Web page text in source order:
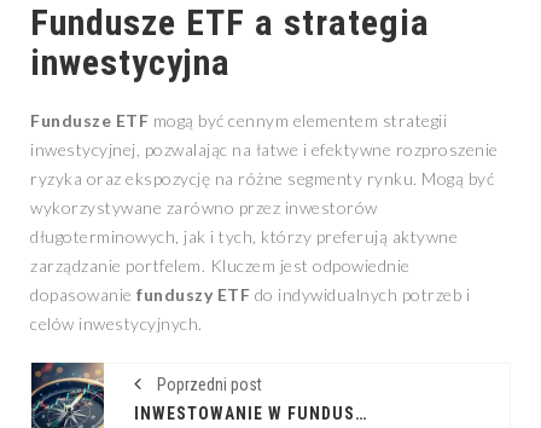
Fundusze ETF a strategia
inwestycyjna
Fundusze ETF mogą być cennym elementem strategii
inwestycyjnej, pozwalając na łatwe i efektywne rozproszenie
ryzyka oraz ekspozycję na różne segmenty rynku. Mogą być
wykorzystywane zarówno przez inwestorów
długoterminowych, jak i tych, którzy preferują aktywne
zarządzanie portfelem. Kluczem jest odpowiednie
dopasowanie funduszy ETF do indywidualnych potrzeb i
celów inwestycyjnych.
Poprzedni post
INWESTOWANIE W FUNDUSZE ABSOLUTNEJ STOPY ZWROTU